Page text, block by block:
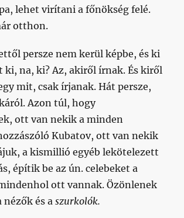
lehet virítani a főnökség felé.
otthon.
persze nem kerül képbe, és ki
ki, na, ki? Az, akiről írnak. És kiről
mit, csak írjanak. Hát persze,
Azon túl, hogy
ott van nekik a minden
Kubatov, ott van nekik
a kismillió egyéb lekötelezett
építik be az ún. celebeket a
ott vannak. Özönlenek
nézők és aszurkolók.